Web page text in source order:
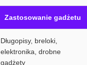
Zastosowanie gadżetu
Długopisy, breloki,
elektronika, drobne
gadżety